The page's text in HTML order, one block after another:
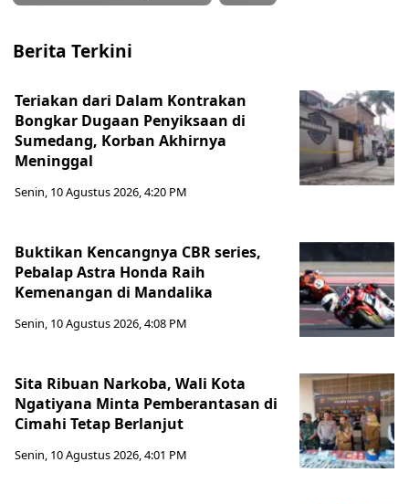
Berita Terkini
Teriakan dari Dalam Kontrakan
Bongkar Dugaan Penyiksaan di
Sumedang, Korban Akhirnya
Meninggal
Senin, 10 Agustus 2026, 4:20 PM
Buktikan Kencangnya CBR series,
Pebalap Astra Honda Raih
Kemenangan di Mandalika
Senin, 10 Agustus 2026, 4:08 PM
Sita Ribuan Narkoba, Wali Kota
Ngatiyana Minta Pemberantasan di
Cimahi Tetap Berlanjut
Senin, 10 Agustus 2026, 4:01 PM